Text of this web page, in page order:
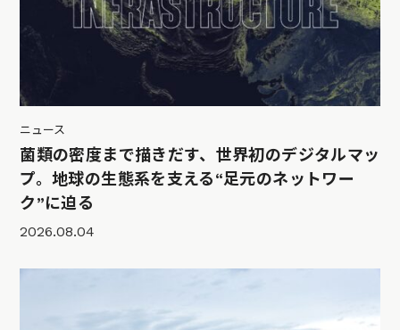
ニュース
菌類の密度まで描きだす、世界初のデジタルマッ
プ。地球の生態系を支える“足元のネットワー
ク”に迫る
2026.08.04